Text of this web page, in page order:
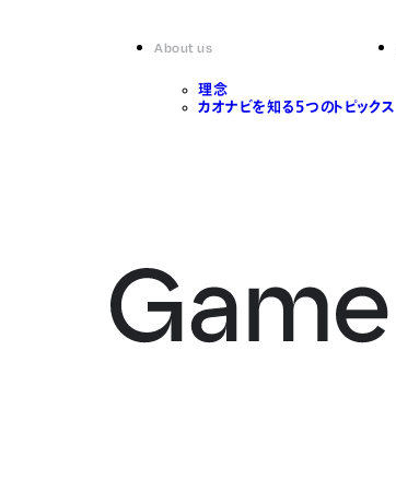
About us
理念
カオナビを知る5つのトピックス